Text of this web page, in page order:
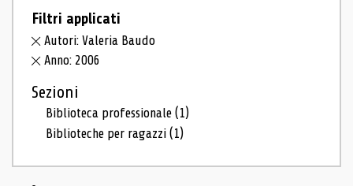
Filtri applicati
Autori: Valeria Baudo
Anno: 2006
Sezioni
Biblioteca professionale(1)
Biblioteche per ragazzi(1)